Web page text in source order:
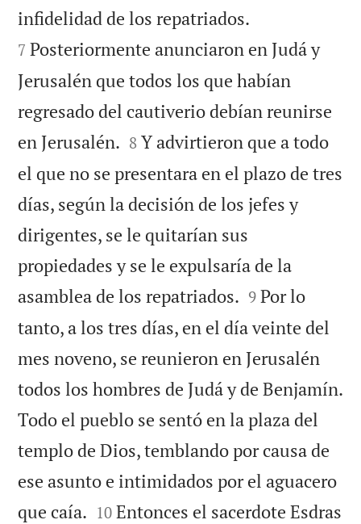
infidelidad de los repatriados.
7 Posteriormente anunciaron en Judá y
Jerusalén que todos los que habían
regresado del cautiverio debían reunirse
en Jerusalén. 

8 Y advirtieron que a todo
el que no se presentara en el plazo de tres
días, según la decisión de los jefes y
dirigentes, se le quitarían sus
propiedades y se le expulsaría de la
asamblea de los repatriados. 

9 Por lo
tanto, a los tres días, en el día veinte del
mes noveno, se reunieron en Jerusalén
todos los hombres de Judá y de Benjamín.
Todo el pueblo se sentó en la plaza del
templo de Dios, temblando por causa de
ese asunto e intimidados por el aguacero
que caía. 

10 Entonces el sacerdote Esdras